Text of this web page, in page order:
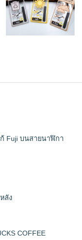
Fuji บนสายนาฬิกา
ลัง
COFFEE